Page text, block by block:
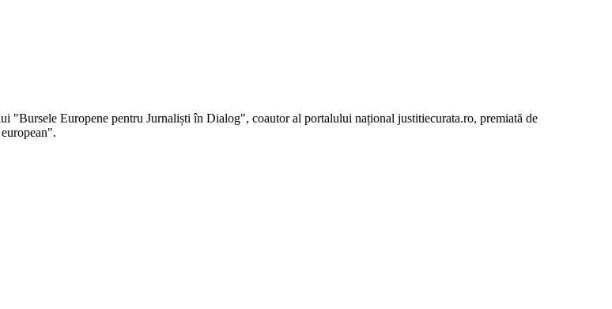
"Bursele Europene pentru Jurnaliști în Dialog", coautor al portalului național justitiecurata.ro, premiată de